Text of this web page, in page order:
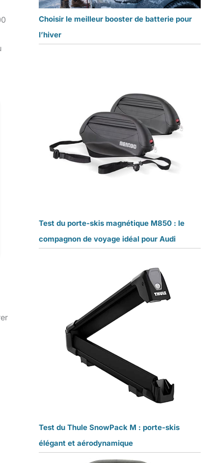
Choisir le meilleur booster de batterie pour
l’hiver
Test du porte-skis magnétique M850 : le
compagnon de voyage idéal pour Audi
Test du Thule SnowPack M : porte-skis
élégant et aérodynamique